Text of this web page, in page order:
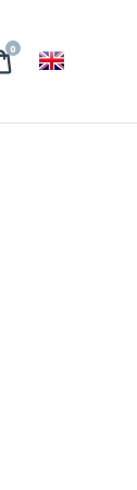
Giỏ hàng
0